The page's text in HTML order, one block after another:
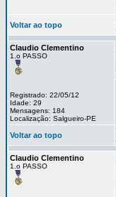
Voltar ao topo
Claudio Clementino
1.o PASSO
Registrado: 22/05/12
Idade: 29
Mensagens: 184
Localização: Salgueiro-PE
Voltar ao topo
Claudio Clementino
1.o PASSO